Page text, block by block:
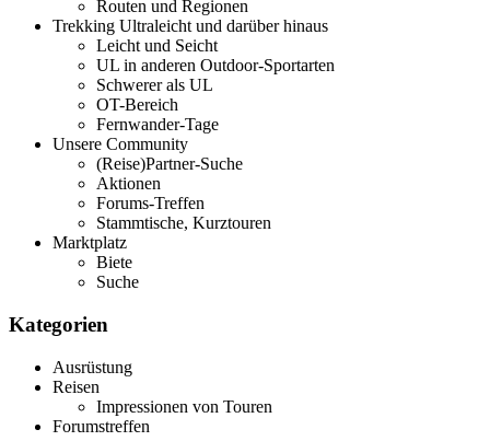
Routen und Regionen
Trekking Ultraleicht und darüber hinaus
Leicht und Seicht
UL in anderen Outdoor-Sportarten
Schwerer als UL
OT-Bereich
Fernwander-Tage
Unsere Community
(Reise)Partner-Suche
Aktionen
Forums-Treffen
Stammtische, Kurztouren
Marktplatz
Biete
Suche
Kategorien
Ausrüstung
Reisen
Impressionen von Touren
Forumstreffen